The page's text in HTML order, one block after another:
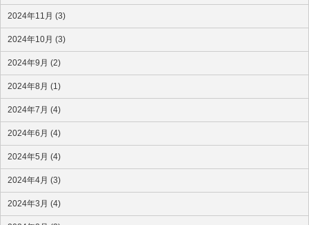
2024年11月 (3)
2024年10月 (3)
2024年9月 (2)
2024年8月 (1)
2024年7月 (4)
2024年6月 (4)
2024年5月 (4)
2024年4月 (3)
2024年3月 (4)